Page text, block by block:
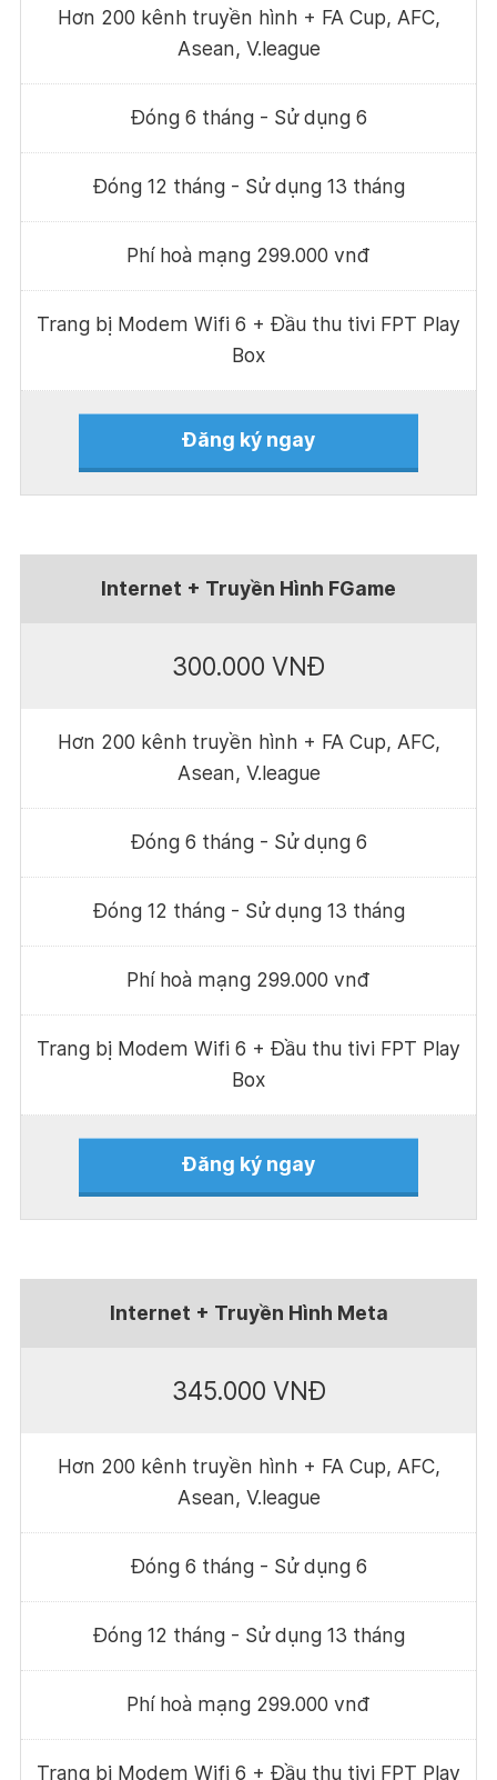
Hơn 200 kênh truyền hình + FA Cup, AFC,
Asean, V.league
Đóng 6 tháng - Sử dụng 6
Đóng 12 tháng - Sử dụng 13 tháng
Phí hoà mạng 299.000 vnđ
Trang bị Modem Wifi 6 + Đầu thu tivi FPT Play
Box
Đăng ký ngay
Internet + Truyền Hình FGame
300.000 VNĐ
Hơn 200 kênh truyền hình + FA Cup, AFC,
Asean, V.league
Đóng 6 tháng - Sử dụng 6
Đóng 12 tháng - Sử dụng 13 tháng
Phí hoà mạng 299.000 vnđ
Trang bị Modem Wifi 6 + Đầu thu tivi FPT Play
Box
Đăng ký ngay
Internet + Truyền Hình Meta
345.000 VNĐ
Hơn 200 kênh truyền hình + FA Cup, AFC,
Asean, V.league
Đóng 6 tháng - Sử dụng 6
Đóng 12 tháng - Sử dụng 13 tháng
Phí hoà mạng 299.000 vnđ
Trang bị Modem Wifi 6 + Đầu thu tivi FPT Play